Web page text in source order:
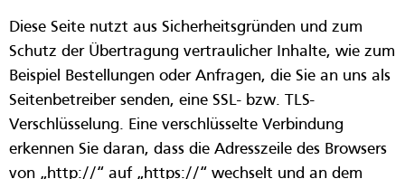
Diese Seite nutzt aus Sicherheitsgründen und zum
Schutz der Übertragung vertraulicher Inhalte, wie zum
Beispiel Bestellungen oder Anfragen, die Sie an uns als
Seitenbetreiber senden, eine SSL- bzw. TLS-
Verschlüsselung. Eine verschlüsselte Verbindung
erkennen Sie daran, dass die Adresszeile des Browsers
von „http://“ auf „https://“ wechselt und an dem